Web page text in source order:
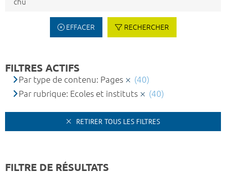
EFFACER RECHERCHER
FILTRES ACTIFS
Par type de contenu: Pages
(40)
Par rubrique: Ecoles et instituts
(40)
RETIRER TOUS LES FILTRES
FILTRE DE RÉSULTATS